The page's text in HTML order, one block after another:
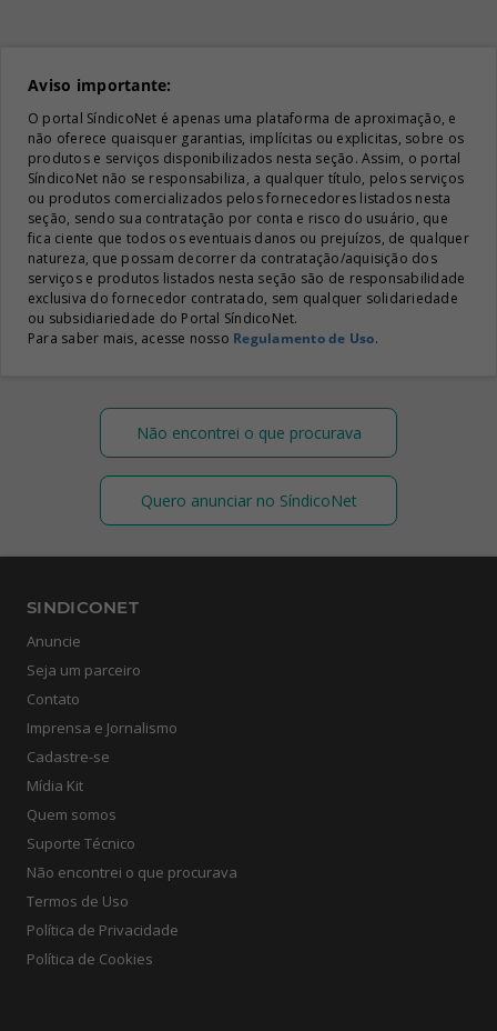
Aviso importante:
O portal SíndicoNet é apenas uma plataforma de aproximação, e
não oferece quaisquer garantias, implícitas ou explicitas, sobre os
produtos e serviços disponibilizados nesta seção. Assim, o portal
SíndicoNet não se responsabiliza, a qualquer título, pelos serviços
ou produtos comercializados pelos fornecedores listados nesta
seção, sendo sua contratação por conta e risco do usuário, que
fica ciente que todos os eventuais danos ou prejuízos, de qualquer
natureza, que possam decorrer da contratação/aquisição dos
serviços e produtos listados nesta seção são de responsabilidade
exclusiva do fornecedor contratado, sem qualquer solidariedade
ou subsidiariedade do Portal SíndicoNet.
Para saber mais, acesse nosso Regulamento de Uso.
Não encontrei o que procurava
Quero anunciar no SíndicoNet
SINDICONET
Anuncie
Seja um parceiro
Contato
Imprensa e Jornalismo
Cadastre-se
Mídia Kit
Quem somos
Suporte Técnico
Não encontrei o que procurava
Termos de Uso
Política de Privacidade
Política de Cookies